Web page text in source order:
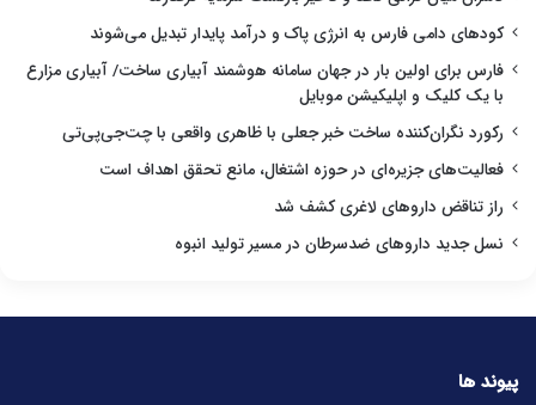
کودهای دامی فارس به انرژی پاک و درآمد پایدار تبدیل می‌شوند
فارس برای اولین بار در جهان سامانه هوشمند آبیاری ساخت/ آبیاری مزارع
با یک کلیک و اپلیکیشن موبایل
رکورد نگران‌کننده ساخت خبر جعلی با ظاهری واقعی با چت‌جی‌پی‌تی
فعالیت‌های جزیره‌ای در حوزه اشتغال، مانع تحقق اهداف است
راز تناقض داروهای لاغری کشف شد
نسل جدید داروهای ضدسرطان در مسیر تولید انبوه
پیوند ها